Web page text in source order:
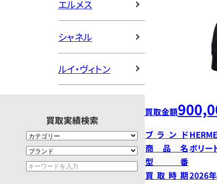
エルメス
シャネル
ルイ・ヴィトン
買取実績検索
買取金額
ブランド
商品名ボリー
型番
買取時期2026